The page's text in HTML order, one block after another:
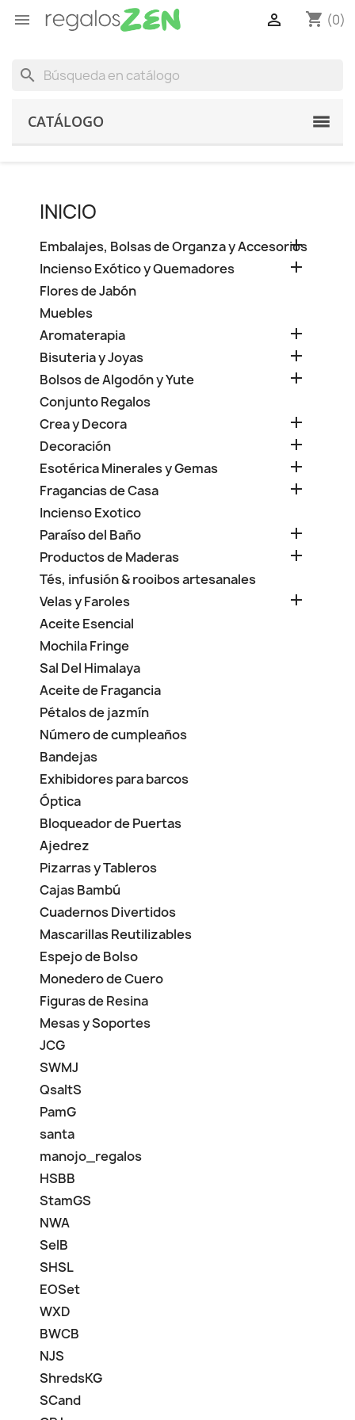
 shopping_cart (0)

search
CATÁLOGO
INICIO
Embalajes, Bolsas de Organza y Accesorios

Incienso Exótico y Quemadores 
Flores de Jabón
Muebles
Aromaterapia

Bisuteria y Joyas 
Bolsos de Algodón y Yute 
Conjunto Regalos
Crea y Decora

Decoración 
Esotérica Minerales y Gemas 
Fragancias de Casa 
Incienso Exotico
Paraíso del Baño

Productos de Maderas 
Tés, infusión & rooibos artesanales
Velas y Faroles

Aceite Esencial
Mochila Fringe
Sal Del Himalaya
Aceite de Fragancia
Pétalos de jazmín
Número de cumpleaños
Bandejas
Exhibidores para barcos
Óptica
Bloqueador de Puertas
Ajedrez
Pizarras y Tableros
Cajas Bambú
Cuadernos Divertidos
Mascarillas Reutilizables
Espejo de Bolso
Monedero de Cuero
Figuras de Resina
Mesas y Soportes
JCG
SWMJ
QsaltS
PamG
santa
manojo_regalos
HSBB
StamGS
NWA
SelB
SHSL
EOSet
WXD
BWCB
NJS
ShredsKG
SCand